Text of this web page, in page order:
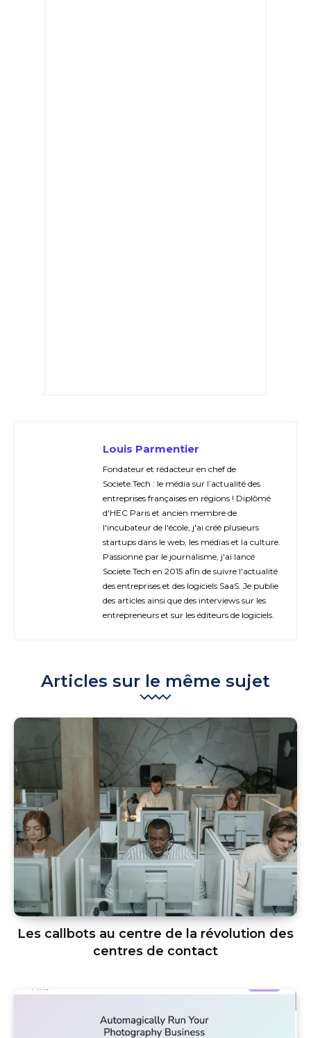
Louis Parmentier
Fondateur et rédacteur en chef de
Societe.Tech : le média sur l’actualité des
entreprises françaises en régions ! Diplômé
d'HEC Paris et ancien membre de
l'incubateur de l'école, j'ai créé plusieurs
startups dans le web, les médias et la culture.
Passionné par le journalisme, j'ai lancé
Societe.Tech en 2015 afin de suivre l'actualité
des entreprises et des logiciels SaaS. Je publie
des articles ainsi que des interviews sur les
entrepreneurs et sur les éditeurs de logiciels.
Articles sur le même sujet
Les callbots au centre de la révolution des
centres de contact